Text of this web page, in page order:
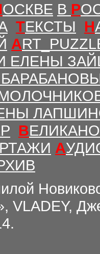
ОСКВЕ В Р
ТЕКСТЫ Н
A
ЕЛЕНЫ
В
А
VLADEY,